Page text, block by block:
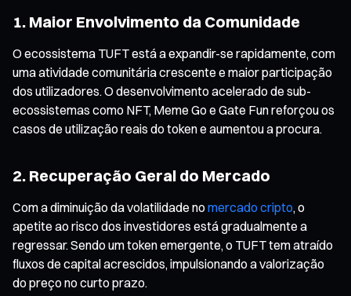
1. Maior Envolvimento da Comunidade
O ecossistema TUFT está a expandir-se rapidamente, com
uma atividade comunitária crescente e maior participação
dos utilizadores. O desenvolvimento acelerado de sub-
ecossistemas como NFT, Meme Go e Gate Fun reforçou os
casos de utilização reais do token e aumentou a procura.
2. Recuperação Geral do Mercado
Com a diminuição da volatilidade nomercado cripto, o
apetite ao risco dos investidores está gradualmente a
regressar. Sendo um token emergente, o TUFT tem atraído
fluxos de capital acrescidos, impulsionando a valorização
do preço no curto prazo.